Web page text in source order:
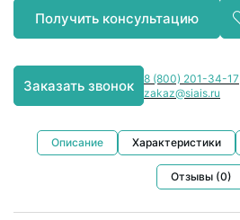
Получить консультацию
Заказать звонок
8 (800) 201-34-17
zakaz@siais.ru
Описание Характеристики
Отзывы (0)